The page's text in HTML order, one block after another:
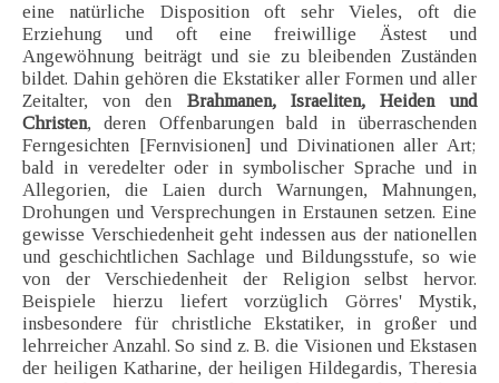
eine natürliche Disposition oft sehr Vieles, oft die
Erziehung und oft eine freiwillige Ästest und
Angewöhnung beiträgt und sie zu bleibenden Zuständen
bildet. Dahin gehören die Ekstatiker aller Formen und aller
Zeitalter, von den Brahmanen, Israeliten, Heiden und
Christen, deren Offenbarungen bald in überraschenden
Ferngesichten [Fernvisionen] und Divinationen aller Art;
bald in veredelter oder in symbolischer Sprache und in
Allegorien, die Laien durch Warnungen, Mahnungen,
Drohungen und Versprechungen in Erstaunen setzen. Eine
gewisse Verschiedenheit geht indessen aus der nationellen
und geschichtlichen Sachlage und Bildungsstufe, so wie
von der Verschiedenheit der Religion selbst hervor.
Beispiele hierzu liefert vorzüglich Görres' Mystik,
insbesondere für christliche Ekstatiker, in großer und
lehrreicher Anzahl. So sind z. B. die Visionen und Ekstasen
der heiligen Katharine, der heiligen Hildegardis, Theresia